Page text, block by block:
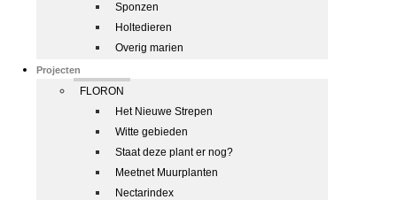
Sponzen
Holtedieren
Overig marien
Projecten
FLORON
Het Nieuwe Strepen
Witte gebieden
Staat deze plant er nog?
Meetnet Muurplanten
Nectarindex